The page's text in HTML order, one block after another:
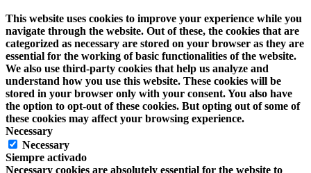
This website uses cookies to improve your experience while you
navigate through the website. Out of these, the cookies that are
categorized as necessary are stored on your browser as they are
essential for the working of basic functionalities of the website.
We also use third-party cookies that help us analyze and
understand how you use this website. These cookies will be
stored in your browser only with your consent. You also have
the option to opt-out of these cookies. But opting out of some of
these cookies may affect your browsing experience.
Necessary
Necessary
Siempre activado
Necessary cookies are absolutely essential for the website to